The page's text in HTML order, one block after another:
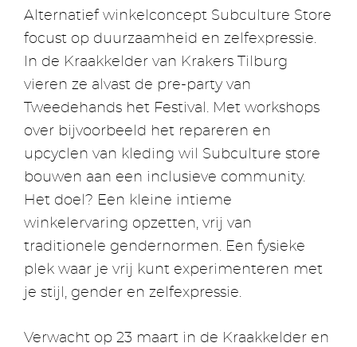
Alternatief winkelconcept Subculture Store
focust op duurzaamheid en zelfexpressie.
In de Kraakkelder van Krakers Tilburg
vieren ze alvast de pre-party van
Tweedehands het Festival. Met workshops
over bijvoorbeeld het repareren en
upcyclen van kleding wil Subculture store
bouwen aan een inclusieve community.
Het doel? Een kleine intieme
winkelervaring opzetten, vrij van
traditionele gendernormen. Een fysieke
plek waar je vrij kunt experimenteren met
je stijl, gender en zelfexpressie.
Verwacht op 23 maart in de Kraakkelder en